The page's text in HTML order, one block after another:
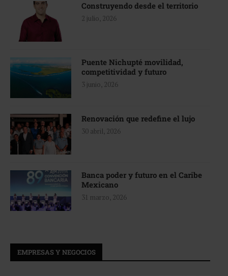
Construyendo desde el territorio
2 julio, 2026
Puente Nichupté movilidad,
competitividad y futuro
3 junio, 2026
Renovación que redefine el lujo
30 abril, 2026
Banca poder y futuro en el Caribe
Mexicano
31 marzo, 2026
EMPRESAS Y NEGOCIOS